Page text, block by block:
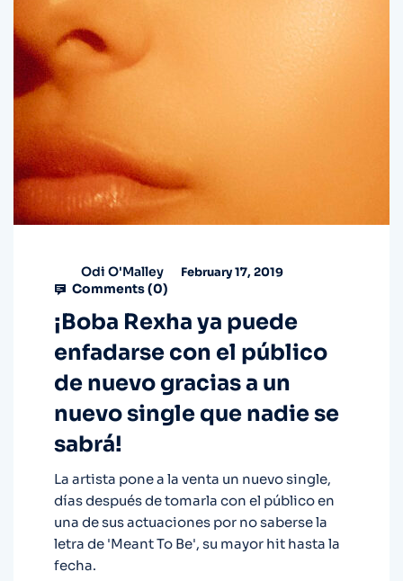
Odi O'Malley February 17, 2019
Comments (0)
¡Boba Rexha ya puede
enfadarse con el público
de nuevo gracias a un
nuevo single que nadie se
sabrá!
La artista pone a la venta un nuevo single,
días después de tomarla con el público en
una de sus actuaciones por no saberse la
letra de 'Meant To Be', su mayor hit hasta la
fecha.